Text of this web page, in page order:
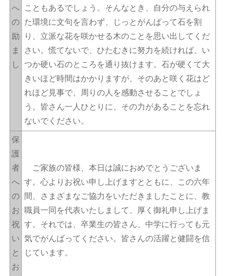
へ
の
励
ま
し
こともあるでしょう。そんなとき、自分の与えられ
た環境に文句を言わず、じっとがんぱって石を割
り、立派な花を咲かせる木のことを思い出してくだ
さい。慌てないで、ひたむきに努力を続ければ、い
つか硬い石のところを通り抜けます。石が硬くて大
きいほど時間はかかりますが、そのあと咲く花はど
れほど見事で、周りの人を感動させることでしょ
う。皆さん一人ひとりに、その力があることを忘れ
ないでください。
保
護
者
へ
の
お
祝
い
と
お
ご家族の皆様、本日は誠におめでとうございま
す。心よりお祝い申し上げますとともに、この六年
間、さまざまなご協力をいただきましたことに、教
職員一同を代表いたしまして、厚く御礼申し上げま
す。それでは、卒業生の皆さん、中学に行っても元
気でがんばってください。皆さんの活躍と健闘を信
じています。